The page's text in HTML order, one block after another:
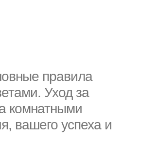
правила
Уход за
комнатными
вашего успеха и